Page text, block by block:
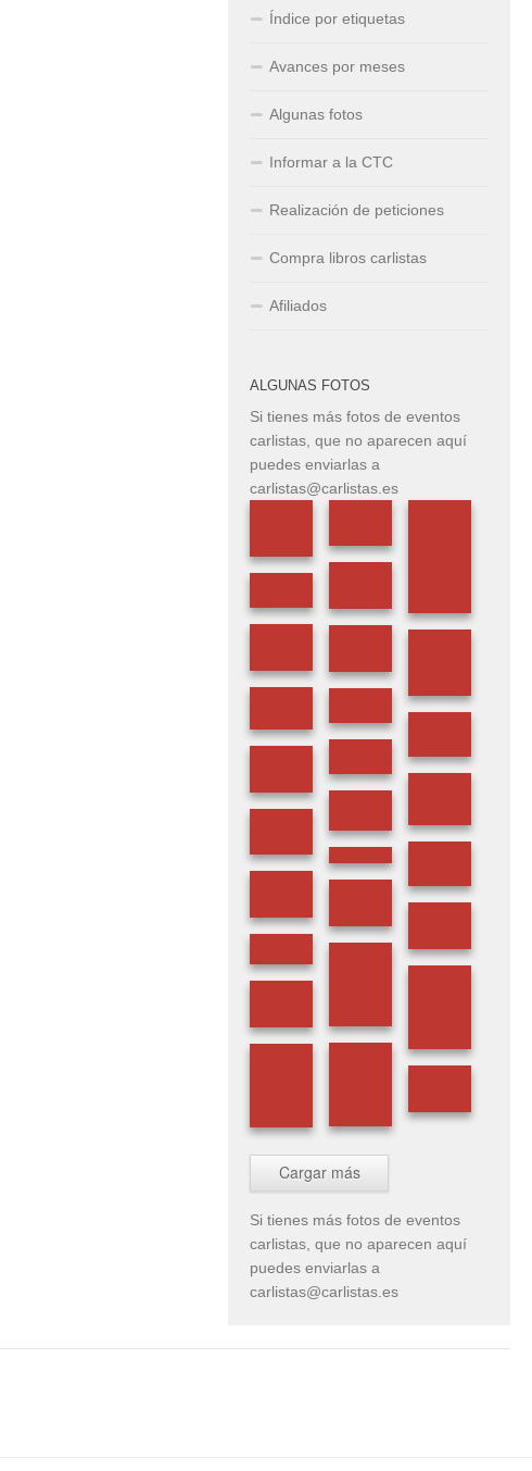
Índice por etiquetas
Avances por meses
Algunas fotos
Informar a la CTC
Realización de peticiones
Compra libros carlistas
Afiliados
ALGUNAS FOTOS
Si tienes más fotos de eventos
carlistas, que no aparecen aquí
puedes enviarlas a
carlistas@carlistas.es
Cargar más
Si tienes más fotos de eventos
carlistas, que no aparecen aquí
puedes enviarlas a
carlistas@carlistas.es